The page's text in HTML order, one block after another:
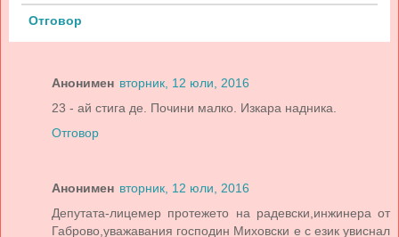
Отговор
Анонимен вторник, 12 юли, 2016
23 - ай стига де. Почини малко. Изкара надника.
Отговор
Анонимен вторник, 12 юли, 2016
Депутата-лицемер протежето на радевски,инжинера от
Габрово,уважавания господин Миховски е с език увиснал